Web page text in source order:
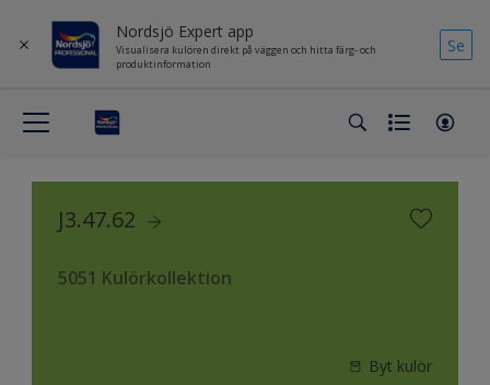
Nordsjö Expert app
Visualisera kulören direkt på väggen och hitta färg- och
produktinformation
Se
J3.47.62
5051 Kulörkollektion
Byt kulör